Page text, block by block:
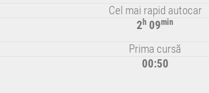
Cel mai rapid autocar
2h 09min
Prima cursă
00:50